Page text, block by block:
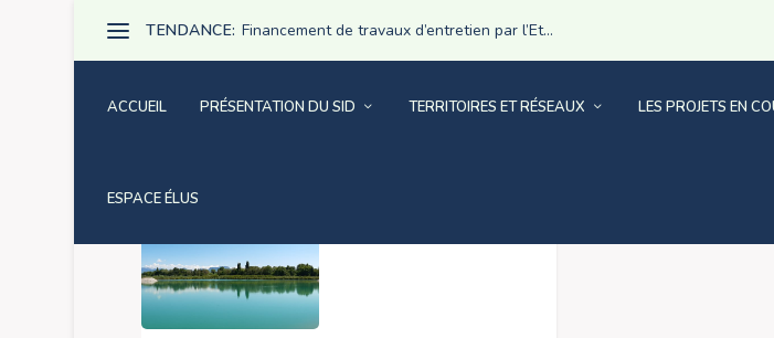
TENDANCE: Financement de travaux d’entretien par l’Et...
ACCUEIL PRÉSENTATION DU SID TERRITOIRES ET RÉSEAUX LES PROJETS EN
ESPACE ÉLUS
ÉTIQUETTE :